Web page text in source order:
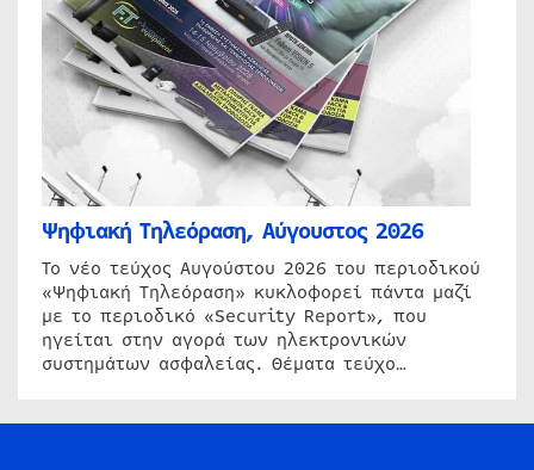
Ψηφιακή Τηλεόραση, Αύγουστος 2026
Το νέο τεύχος Αυγούστου 2026 του περιοδικού
«Ψηφιακή Τηλεόραση» κυκλοφορεί πάντα μαζί
με το περιοδικό «Security Report», που
ηγείται στην αγορά των ηλεκτρονικών
συστημάτων ασφαλείας. Θέματα τεύχο…